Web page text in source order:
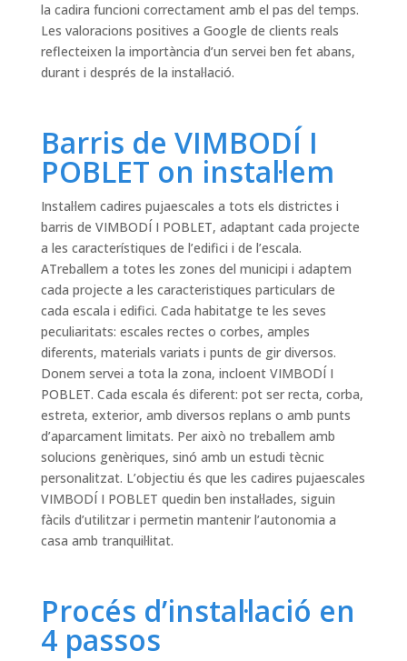
la cadira funcioni correctament amb el pas del temps.
Les valoracions positives a Google de clients reals
reflecteixen la importància d’un servei ben fet abans,
durant i després de la instal·lació.
Barris de VIMBODÍ I
POBLET on instal·lem
Instal·lem cadires pujaescales a tots els districtes i
barris de VIMBODÍ I POBLET, adaptant cada projecte
a les característiques de l’edifici i de l’escala.
ATreballem a totes les zones del municipi i adaptem
cada projecte a les caracteristiques particulars de
cada escala i edifici. Cada habitatge te les seves
peculiaritats: escales rectes o corbes, amples
diferents, materials variats i punts de gir diversos.
Donem servei a tota la zona, incloent VIMBODÍ I
POBLET. Cada escala és diferent: pot ser recta, corba,
estreta, exterior, amb diversos replans o amb punts
d’aparcament limitats. Per això no treballem amb
solucions genèriques, sinó amb un estudi tècnic
personalitzat. L’objectiu és que les cadires pujaescales
VIMBODÍ I POBLET quedin ben instal·lades, siguin
fàcils d’utilitzar i permetin mantenir l’autonomia a
casa amb tranquil·litat.
Procés d’instal·lació en
4 passos